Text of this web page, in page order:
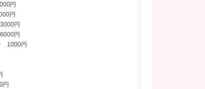
円
円
円
円
1000円
円